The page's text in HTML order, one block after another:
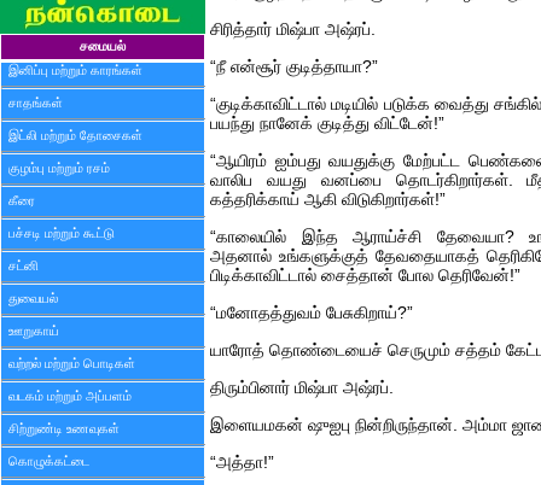
சமையல்
இனிப்பு மற்றும் காரங்கள்
சாதங்கள்
இட்லி மற்றும் தோசைகள்
குழம்பு மற்றும் ரசம்
கீரை
பச்சடி மற்றும் கூட்டு
சட்னி
துவையல்
ஊறுகாய்
வற்றல் மற்றும் பொடிகள்
வடகம் மற்றும் அப்பளம்
சிற்றுண்டி உணவுகள்
கொழுக்கட்டை
சிரித்தார் மிஷ்பா அஷ்ரப்.
“நீ என்சூர் குடித்தாயா?”
“குடிக்காவிட்டால் மடியில் படுக்க வைத்து
பயந்து நானேக் குடித்து விட்டேன்!”
“ஆயிரம் ஐம்பது வயதுக்கு மேற்பட்ட
வாலிப வயது வனப்பை தொடர்கிறார்கள்.
கத்தரிக்காய் ஆகி விடுகிறார்கள்!”
“காலையில் இந்த ஆராய்ச்சி தேவையா?
அதனால் உங்களுக்குத் தேவதையாகத்
பிடிக்காவிட்டால் சைத்தான் போல தெரிவேன்!”
“மனோதத்துவம் பேசுகிறாய்?”
யாரோத் தொண்டையைச் செருமும் சத்தம்
திரும்பினார் மிஷ்பா அஷ்ரப்.
இளையமகன் ஷுஐபு நின்றிருந்தான். அம்மா
“அத்தா!”